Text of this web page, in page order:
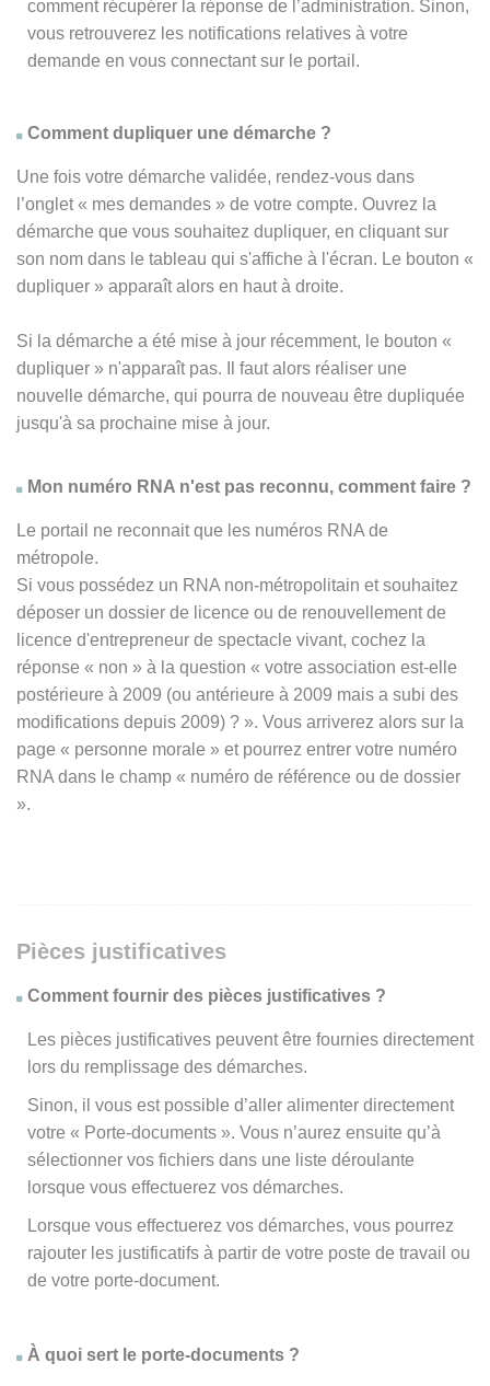
comment récupérer la réponse de l’administration. Sinon,
vous retrouverez les notifications relatives à votre
demande en vous connectant sur le portail.
Comment dupliquer une démarche ?
Une fois votre démarche validée, rendez-vous dans
l’onglet « mes demandes » de votre compte. Ouvrez la
démarche que vous souhaitez dupliquer, en cliquant sur
son nom dans le tableau qui s'affiche à l'écran. Le bouton «
dupliquer » apparaît alors en haut à droite.
Si la démarche a été mise à jour récemment, le bouton «
dupliquer » n'apparaît pas. Il faut alors réaliser une
nouvelle démarche, qui pourra de nouveau être dupliquée
jusqu'à sa prochaine mise à jour.
Mon numéro RNA n'est pas reconnu, comment faire ?
Le portail ne reconnait que les numéros RNA de
métropole.
Si vous possédez un RNA non-métropolitain et souhaitez
déposer un dossier de licence ou de renouvellement de
licence d'entrepreneur de spectacle vivant, cochez la
réponse « non » à la question « votre association est-elle
postérieure à 2009 (ou antérieure à 2009 mais a subi des
modifications depuis 2009) ? ». Vous arriverez alors sur la
page « personne morale » et pourrez entrer votre numéro
RNA dans le champ « numéro de référence ou de dossier
».
Pièces justificatives
Comment fournir des pièces justificatives ?
Les pièces justificatives peuvent être fournies directement
lors du remplissage des démarches.
Sinon, il vous est possible d’aller alimenter directement
votre « Porte-documents ». Vous n’aurez ensuite qu’à
sélectionner vos fichiers dans une liste déroulante
lorsque vous effectuerez vos démarches.
Lorsque vous effectuerez vos démarches, vous pourrez
rajouter les justificatifs à partir de votre poste de travail ou
de votre porte-document.
À quoi sert le porte-documents ?